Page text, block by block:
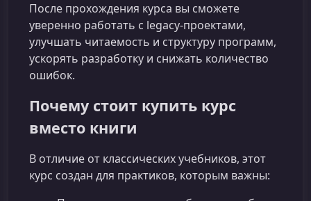
После прохождения курса вы сможете
уверенно работать с legacy-проектами,
улучшать читаемость и структуру программ,
ускорять разработку и снижать количество
ошибок.
Почему стоит купить курс
вместо книги
В отличие от классических учебников, этот
курс создан для практиков, которым важны: